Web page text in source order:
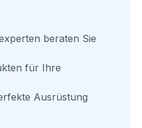
beraten Sie
für Ihre
Ausrüstung